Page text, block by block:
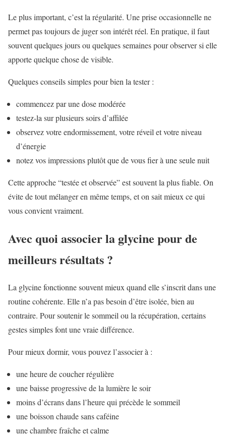
Le plus important, c’est la régularité. Une prise occasionnelle ne
permet pas toujours de juger son intérêt réel. En pratique, il faut
souvent quelques jours ou quelques semaines pour observer si elle
apporte quelque chose de visible.
Quelques conseils simples pour bien la tester :
commencez par une dose modérée
testez-la sur plusieurs soirs d’affilée
observez votre endormissement, votre réveil et votre niveau
d’énergie
notez vos impressions plutôt que de vous fier à une seule nuit
Cette approche “testée et observée” est souvent la plus fiable. On
évite de tout mélanger en même temps, et on sait mieux ce qui
vous convient vraiment.
Avec quoi associer la glycine pour de
meilleurs résultats ?
La glycine fonctionne souvent mieux quand elle s’inscrit dans une
routine cohérente. Elle n’a pas besoin d’être isolée, bien au
contraire. Pour soutenir le sommeil ou la récupération, certains
gestes simples font une vraie différence.
Pour mieux dormir, vous pouvez l’associer à :
une heure de coucher régulière
une baisse progressive de la lumière le soir
moins d’écrans dans l’heure qui précède le sommeil
une boisson chaude sans caféine
une chambre fraîche et calme